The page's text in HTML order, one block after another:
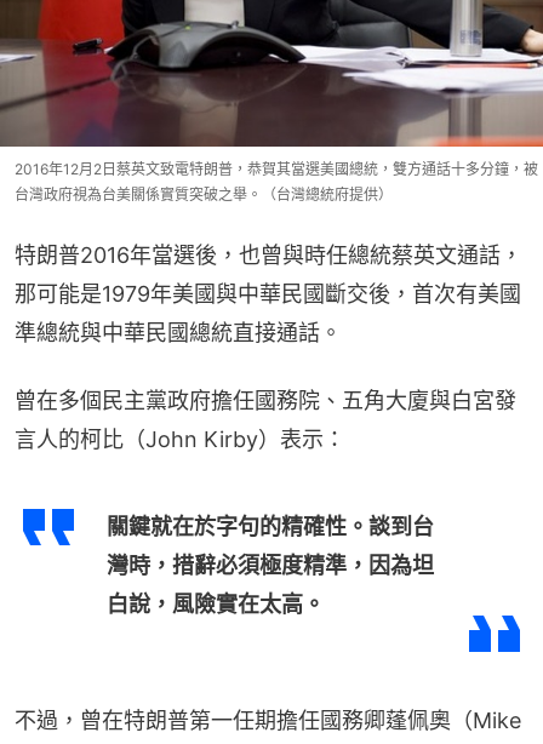
2016年12月2日蔡英文致電特朗普，恭賀其當選美國總統，雙方通話十多分鐘，被
台灣政府視為台美關係實質突破之舉。（台灣總統府提供）
特朗普2016年當選後，也曾與時任總統蔡英文通話，
那可能是1979年美國與中華民國斷交後，首次有美國
準總統與中華民國總統直接通話。
曾在多個民主黨政府擔任國務院、五角大廈與白宮發
言人的柯比（John Kirby）表示：
關鍵就在於字句的精確性。談到台
灣時，措辭必須極度精準，因為坦
白說，風險實在太高。
不過，曾在特朗普第一任期擔任國務卿蓬佩奧（Mike